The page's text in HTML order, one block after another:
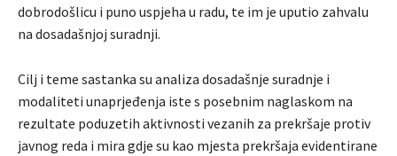
dobrodošlicu i puno uspjeha u radu, te im je uputio zahvalu
na dosadašnjoj suradnji.
Cilj i teme sastanka su analiza dosadašnje suradnje i
modaliteti unaprjeđenja iste s posebnim naglaskom na
rezultate poduzetih aktivnosti vezanih za prekršaje protiv
javnog reda i mira gdje su kao mjesta prekršaja evidentirane